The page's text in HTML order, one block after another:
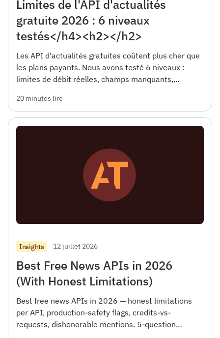
Limites de l'API d'actualités
gratuite 2026 : 6 niveaux
testés</h4><h2></h2>
Les API d'actualités gratuites coûtent plus cher que
les plans payants. Nous avons testé 6 niveaux :
limites de débit réelles, champs manquants,
l'intérieur.
20 minutes lire
Insights 12 juillet 2026
Best Free News APIs in 2026
(With Honest Limitations)
Best free news APIs in 2026 — honest limitations
per API, production-safety flags, credits-vs-
requests, dishonorable mentions. 5-question